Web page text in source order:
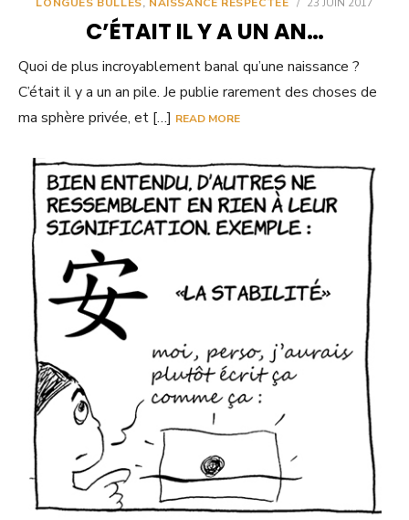
C’ÉTAIT IL Y A UN AN…
Quoi de plus incroyablement banal qu’une naissance ?
C’était il y a un an pile. Je publie rarement des choses de
ma sphère privée, et […] READ MORE